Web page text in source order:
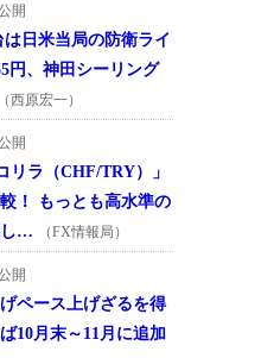
開
日米当局の防衛ライ
円、神田シーリング
（西原宏一）
開
リラ（CHF/TRY）」
！ もっとも高水準の
し…
（FX情報局）
開
ペース上げざるを得
10月末～11月に追加